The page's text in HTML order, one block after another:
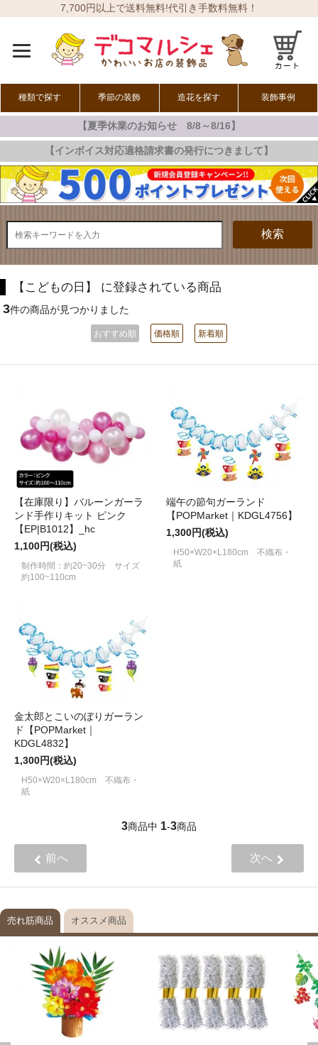
7,700円以上で送料無料!代引き手数料無料！
種類で探す 季節の装飾
春の装飾
夏の装飾
秋の装飾
冬の装飾
オールシーズン
造花を探す 装飾事例
【夏季休業のお知らせ 8/8～8/16】
【インボイス対応適格請求書の発行につきまして】
検索
【こどもの日】 に登録されている商品
3件の商品が見つかりました
おすすめ順 価格順 新着順
【在庫限り】バルーンガーラ
ンド手作りキット ピンク
【EP|B1012】_hc
1,100円(税込)
制作時間：約20~30分 サイズ
約100~110cm
端午の節句ガーランド
【POPMarket｜KDGL4756】
1,300円(税込)
H50×W20×L180cm 不織布・
紙
金太郎とこいのぼりガーラン
ド【POPMarket｜
KDGL4832】
1,300円(税込)
H50×W20×L180cm 不織布・
紙
3商品中 1-3商品
前へ 次へ
売れ筋商品 オススメ商品